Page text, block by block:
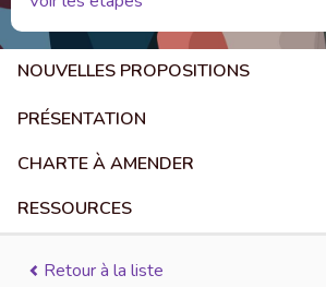
NOUVELLES PROPOSITIONS
PRÉSENTATION
CHARTE À AMENDER
RESSOURCES
Retour à la liste